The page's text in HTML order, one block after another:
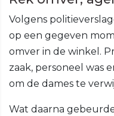
Volgens
op een gegeven
omver in de winkel.
zaak, personeel was
om de dames te
Wat daarna